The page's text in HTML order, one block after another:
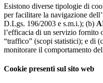
Esistono diverse tipologie di
per facilitare la navigazione
D.Lgs. 196/2003 e s.m.i.); (b)
l’efficacia di un servizio fornito
“traffico” (scopi statistici); e di
monitorare il comportamento
Cookie presenti sul sito web